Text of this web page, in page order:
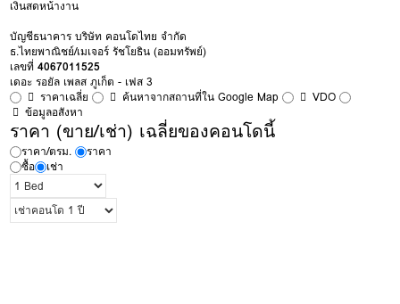
เงินสดหน้างาน
บัญชีธนาคาร บริษัท คอนโดไทย จำกัด
ธ.ไทยพาณิชย์/เมเจอร์ รัชโยธิน (ออมทรัพย์)
เลขที่4067011525
เดอะ รอยัล เพลส ภูเก็ต - เฟส 3
ราคาเฉลี่ย
ค้นหาจากสถานที่ใน Google Map
VDO
ข้อมูลอสังหา
ราคา (ขาย/เช่า) เฉลี่ยของคอนโดนี้
ราคา/ตรม.
ราคา
ซื้อ
เช่า